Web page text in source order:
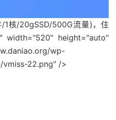
1核/20gSSD/500G流量)，住
height="auto"
wp-
22.png" />